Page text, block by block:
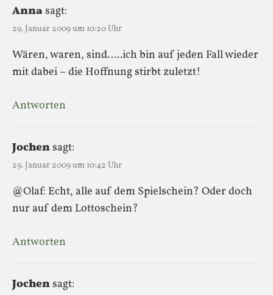
Annasagt:
29. Januar 2009 um 10:20 Uhr
Wären, waren, sind…..ich bin auf jeden Fall wieder
mit dabei – die Hoffnung stirbt zuletzt!
Antworten
Jochensagt:
29. Januar 2009 um 10:42 Uhr
@Olaf: Echt, alle auf dem Spielschein? Oder doch
nur auf dem Lottoschein?
Antworten
Jochensagt: